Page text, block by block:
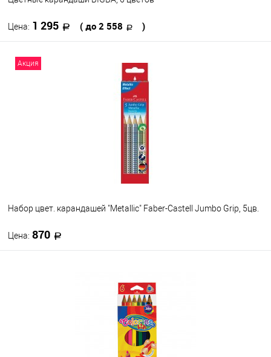
Цена: 1 295 ( до 2 558 )
В корзину
Акция
Набор цвет. карандашей "Metallic" Faber-Castell Jumbo Grip, 5цв.
Цена: 870